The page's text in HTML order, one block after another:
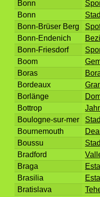
Bonn
Bonn
Bonn-Brüser Berg
Bonn-Endenich
Bonn-Friesdorf
Boom
Boras
Bordeaux
Borlänge
Bottrop
Boulogne-sur-mer
Bournemouth
Boussu
Bradford
Braga
Brasilia
Bratislava